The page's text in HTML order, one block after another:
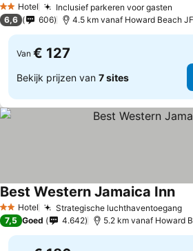
2 Sterren
Hotel Inclusief parkeren voor gasten
6,6 606 4.5 km vanaf Howard Beach
Van € 127
Bekijk prijzen van 7 sites
2 Sterren
Hotel Strategische luchthaventoegang
Best Western Jamaica Inn
7,5 Goed 4.642